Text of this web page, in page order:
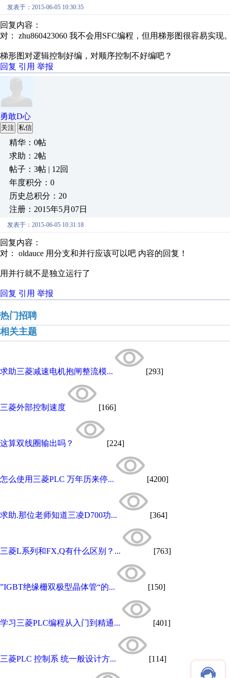
发表于：2015-06-05 10:30:35
回复内容：
对： zhu860423060 我不会用SFC编程，但用梯形图很容易实现
梯形图对逻辑控制好编，对顺序控制不好编吧？
回复 引用 举报
勇敢D心
关注 私信
精华：0帖
求助：2帖
帖子：3帖 | 12回
年度积分：0
历史总积分：20
注册：2015年5月07日
发表于：2015-06-05 10:31:18
回复内容：
对： oldauce 用分支和并行应该可以吧 内容的回复！
用并行就不是独立运行了
回复 引用 举报
热门招聘
相关主题
求助三菱减速电机抱闸整流模... [293]
三菱外部控制速度 [166]
这算双线圈输出吗？ [224]
怎么使用三菱PLC 万年历来停... [4200]
求助.那位老师知道三凌D700功... [364]
三菱L系列和FX,Q有什么区别？... [763]
”IGBT绝缘栅双极型晶体管“的... [150]
学习三菱PLC编程从入门到精通... [401]
三菱PLC 控制系 统一般设计方... [114]